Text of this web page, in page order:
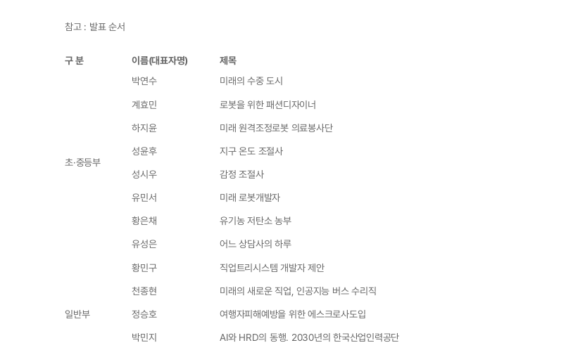
참고 : 발표 순서
구 분 이름(대표자명) 제목
초·중등부
박연수 미래의 수중 도시
계효민 로봇을 위한 패션디자이너
하지윤 미래 원격조정로봇 의료봉사단
성윤후 지구 온도 조절사
성시우 감정 조절사
유민서 미래 로봇개발자
황은채 유기농 저탄소 농부
유성은 어느 상담사의 하루
일반부
황민구 직업트리시스템 개발자 제안
천종현 미래의 새로운 직업, 인공지능 버스 수리직
정승호 여행자피해예방을 위한 에스크로사도입
박민지 AI와 HRD의 동행. 2030년의 한국산업인력공단